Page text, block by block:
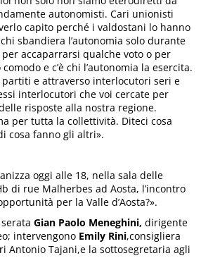
autonomisti. Cari unionisti
capito perché i valdostani lo hanno
sbandiera l’autonomia solo durante
accaparrarsi qualche voto o per
e c’è chi l’autonomia la esercita.
e attraverso interlocutori seri e
interlocutori che voi cercate per
risposte alla nostra regione.
per tutta la collettività. Diteci cosa
cosa fanno gli altri».
oggi alle 18, nella sala delle
di rue Malherbes ad Aosta, l’incontro
per la Valle d’Aosta?».
serataGian Paolo Meneghini, dirigente
intervengono Emily Rini,consigliera
Antonio Tajani,e la sottosegretaria agli